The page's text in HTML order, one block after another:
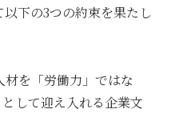
下の3つの約束を果たし
材を「労働力」ではな
して迎え入れる企業文